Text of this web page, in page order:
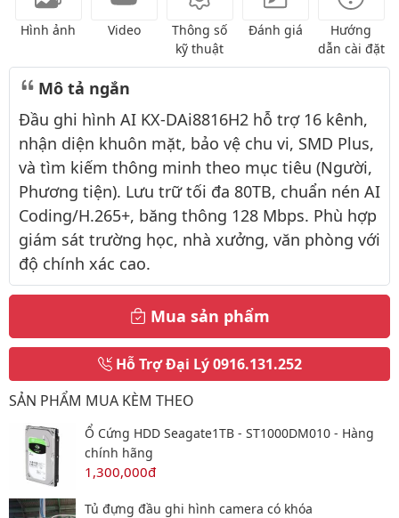
Hình ảnh Video
Thông số
kỹ thuật
Đánh giá
Hướng
dẫn cài đặt
Mô tả ngắn
Đầu ghi hình AI KX-DAi8816H2 hỗ trợ 16 kênh,
nhận diện khuôn mặt, bảo vệ chu vi, SMD Plus,
và tìm kiếm thông minh theo mục tiêu (Người,
Phương tiện). Lưu trữ tối đa 80TB, chuẩn nén AI
Coding/H.265+, băng thông 128 Mbps. Phù hợp
giám sát trường học, nhà xưởng, văn phòng với
độ chính xác cao.
Mua sản phẩm
Hỗ Trợ Đại Lý0916.131.252
SẢN PHẨM MUA KÈM THEO
Ổ Cứng HDD Seagate1TB - ST1000DM010 - Hàng
chính hãng
1,300,000đ
Tủ đựng đầu ghi hình camera có khóa